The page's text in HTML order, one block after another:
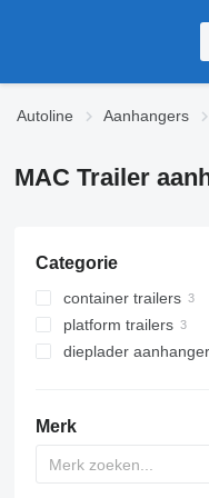
Autoline Aanhangers
MAC Trailer
Categorie
container trailers
platform trailers
dieplader
Merk